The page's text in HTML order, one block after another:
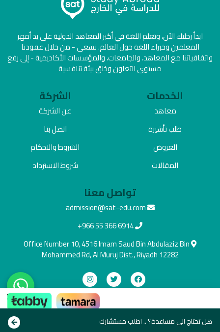
ابدأ رحلتك الآن، وتعلم اللغة في أكبر المعاهد الدولية على يد أمهر
المعلمين وخبراء اللغة حول العالم. نسعى - من خلال عقودنا
واتفاقياتنا مع المعاهد، والجامعات، والمؤسسات الأكاديمية - إلى رفع
مستوى التعاون وخلق بيئة تنافسية
الخدمات
معاهد
طلب تأشيرة
العروض
المقالات
الشركة
عن الشركة
اتصل بنا
الشروط والاحكام
شروط الاسترداد
تواصل معنا
admission@sat-edu.com
+966 55 366 6914
Office Number 10, 4516 Imam Saud Bin Abdulaziz Bin
Mohammed Rd, Al Muruj Dist., Riyadh 12282
دفع آمن
هل تحتاج الى مساعدة؟ .. اطلب مستشارك
×